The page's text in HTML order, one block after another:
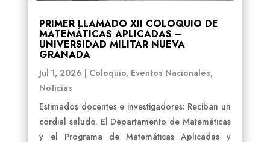
PRIMER LLAMADO XII COLOQUIO DE
MATEMÁTICAS APLICADAS –
UNIVERSIDAD MILITAR NUEVA
GRANADA
Jul 1, 2026 | Coloquio, Eventos Nacionales,
Noticias
Estimados docentes e investigadores: Reciban un
cordial saludo. El Departamento de Matemáticas
y el Programa de Matemáticas Aplicadas y